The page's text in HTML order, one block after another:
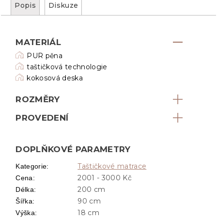
Popis Diskuze
MATERIÁL
PUR pěna
taštičková technologie
kokosová deska
ROZMĚRY
PROVEDENÍ
DOPLŇKOVÉ PARAMETRY
Kategorie: Taštičkové matrace
Cena: 2001 - 3000 Kč
Délka: 200 cm
Šířka: 90 cm
Výška: 18 cm